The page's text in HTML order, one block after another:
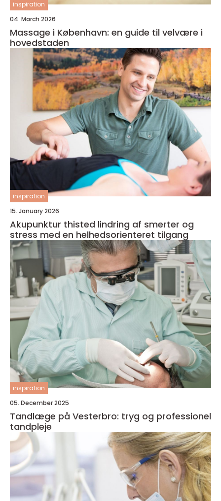
inspiration
04. March 2026
Massage i København: en guide til velvære i
hovedstaden
inspiration
15. January 2026
Akupunktur thisted lindring af smerter og
stress med en helhedsorienteret tilgang
inspiration
05. December 2025
Tandlæge på Vesterbro: tryg og professionel
tandpleje